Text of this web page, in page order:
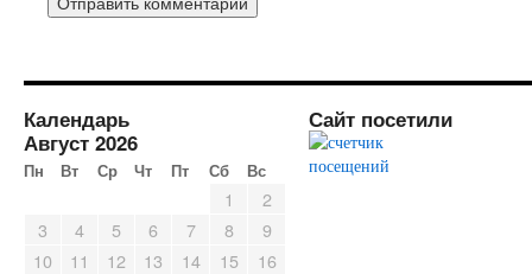
Календарь
Август 2026
Пн Вт Ср Чт Пт Сб Вс
1
2
3
4 5 6 7 8
9
10
11 12 13 14 15
16
Сайт посетили